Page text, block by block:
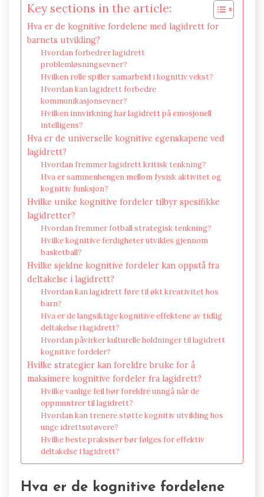
Key sections in the article:
Hva er de kognitive fordelene med lagidrett for
barnets utvikling?
Hvordan forbedrer lagidrett
problemløsningsevner?
Hvilken rolle spiller samarbeid i kognitiv vekst?
Hvordan kan lagidrett forbedre
kommunikasjonsevner?
Hvilken innvirkning har lagidrett på emosjonell
intelligens?
Hva er de universelle kognitive egenskapene ved
lagidrett?
Hvordan fremmer lagidrett kritisk tenkning?
Hva er sammenhengen mellom fysisk aktivitet og
kognitiv funksjon?
Hvilke unike kognitive fordeler tilbyr spesifikke
lagidretter?
Hvordan fremmer fotball strategisk tenkning?
Hvilke kognitive ferdigheter utvikles gjennom
basketball?
Hvilke sjeldne kognitive fordeler kan oppstå fra
deltakelse i lagidrett?
Hvordan kan lagidrett føre til økt kreativitet hos
barn?
Hva er de langsiktige kognitive effektene av tidlig
deltakelse i lagidrett?
Hvordan påvirker kulturelle holdninger til lagidrett
kognitive fordeler?
Hvilke strategier kan foreldre bruke for å
maksimere kognitive fordeler fra lagidrett?
Hvilke vanlige feil bør foreldre unngå når de
oppmuntrer til lagidrett?
Hvordan kan trenere støtte kognitiv utvikling hos
unge idrettsutøvere?
Hvilke beste praksiser bør følges for effektiv
deltakelse i lagidrett?
Hva er de kognitive fordelene